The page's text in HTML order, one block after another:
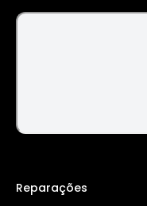
Reparações